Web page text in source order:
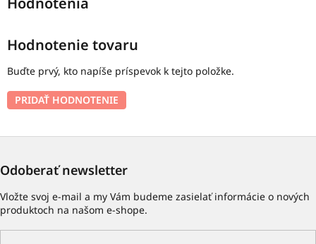
Hodnotenie tovaru
Buďte prvý, kto napíše príspevok k tejto položke.
PRIDAŤ HODNOTENIE
Odoberať newsletter
Vložte svoj e-mail a my Vám budeme zasielať informácie o nových
produktoch na našom e-shope.